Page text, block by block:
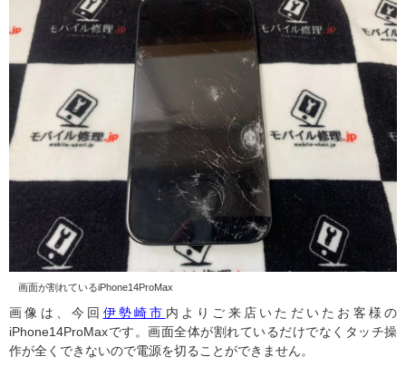
画面が割れているiPhone14ProMax
画像は、今回 伊勢崎市 内よりご来店いただいたお客様の
iPhone14ProMaxです。画面全体が割れているだけでなくタッチ操
作が全くできないので電源を切ることができません。